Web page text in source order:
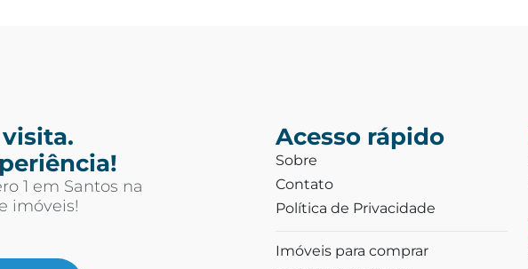
1 em Santos na
imóveis!
Acesso rápido
Sobre
Contato
Política de Privacidade
Imóveis para comprar